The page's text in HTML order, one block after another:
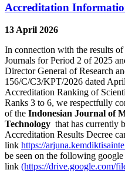
Accreditation
13 April 2026
In connection with the results
Journals for Period 2 of 2025
Director General of Research
156/C/C3/KPT/2026 dated
Accreditation Ranking of
Ranks 3 to 6, we respectfully
of the Indonesian Journal of
Technology that has currently
Accreditation Results Decree
link https://
be seen on the following
link (https://drive.google.com/